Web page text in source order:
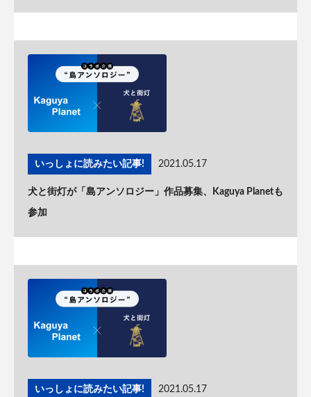
いっしょに読みたい記事! 2021.05.17
犬と街灯が「島アンソロジー」作品募集、Kaguya Planetも
参加
いっしょに読みたい記事! 2021.05.17